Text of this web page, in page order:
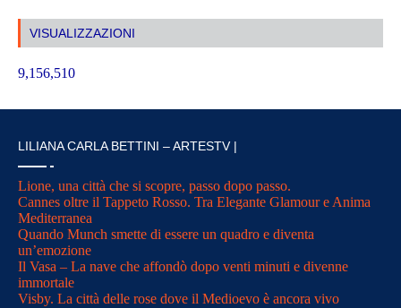
VISUALIZZAZIONI
9,156,510
LILIANA CARLA BETTINI – ARTESTV |
Lione, una città che si scopre, passo dopo passo.
Cannes oltre il Tappeto Rosso. Tra Elegante Glamour e Anima
Mediterranea
Quando Munch smette di essere un quadro e diventa
un’emozione
Il Vasa – La nave che affondò dopo venti minuti e divenne
immortale
Visby. La città delle rose dove il Medioevo è ancora vivo